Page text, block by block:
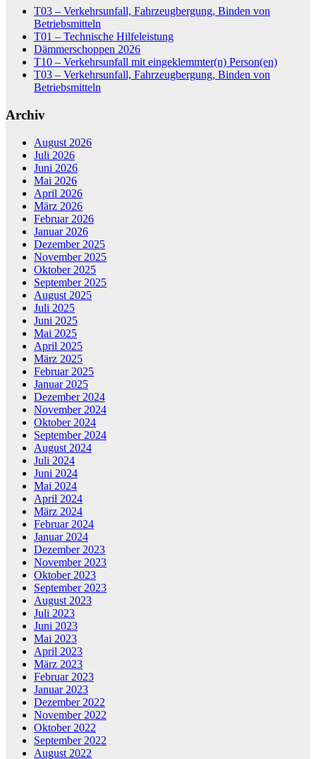
T03 – Verkehrsunfall, Fahrzeugbergung, Binden von
Betriebsmitteln
T01 – Technische Hilfeleistung
Dämmerschoppen 2026
T10 – Verkehrsunfall mit eingeklemmter(n) Person(en)
T03 – Verkehrsunfall, Fahrzeugbergung, Binden von
Betriebsmitteln
Archiv
August 2026
Juli 2026
Juni 2026
Mai 2026
April 2026
März 2026
Februar 2026
Januar 2026
Dezember 2025
November 2025
Oktober 2025
September 2025
August 2025
Juli 2025
Juni 2025
Mai 2025
April 2025
März 2025
Februar 2025
Januar 2025
Dezember 2024
November 2024
Oktober 2024
September 2024
August 2024
Juli 2024
Juni 2024
Mai 2024
April 2024
März 2024
Februar 2024
Januar 2024
Dezember 2023
November 2023
Oktober 2023
September 2023
August 2023
Juli 2023
Juni 2023
Mai 2023
April 2023
März 2023
Februar 2023
Januar 2023
Dezember 2022
November 2022
Oktober 2022
September 2022
August 2022